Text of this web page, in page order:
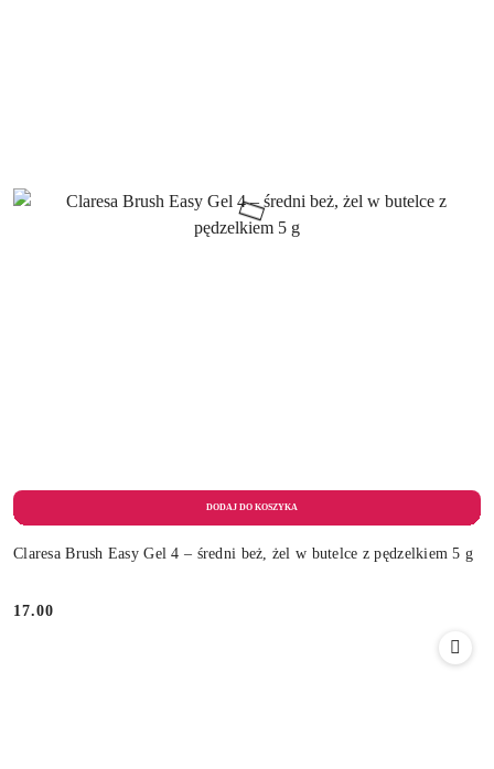
Claresa Brush Easy Gel 4 – średni beż, żel w butelce z pędzelkiem 5 g
Cena:
17.00